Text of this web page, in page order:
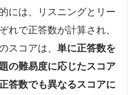
には、リスニングとリー
れで正答数が計算され、
スコアは、 単に正答数を
の難易度に応じたスコア
答数でも異なるスコアに